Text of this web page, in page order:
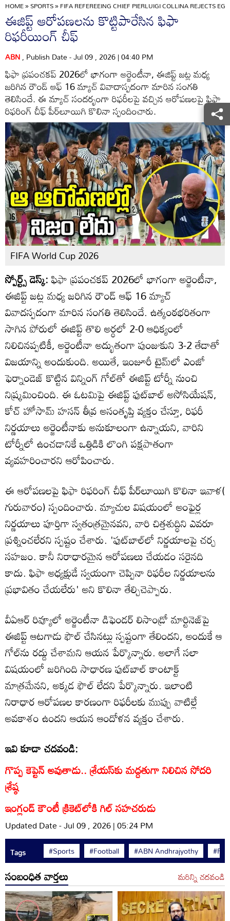
HOME»SPORTS»FIFA REFEREEING CHIEF PIERLUIGI COLLINA REJECTS
ఈజిప్ట్ ఆరోపణలను కొట్టిపారేసిన ఫిఫా
రిఫరీయింగ్ చీఫ్
ABN, Publish Date - Jul 09 , 2026 | 04:40 PM
ఫిఫా ప్రపంచకప్ 2026లో భాగంగా అర్జెంటీనా, ఈజిప్ట్ జట్ల మధ్య
జరిగిన రౌండ్ ఆఫ్ 16 మ్యాచ్ వివాదాస్పదంగా మారిన సంగతి
తెలిసిందే. ఈ మ్యాచ్ సందర్భంగా రిఫరీలపై వచ్చిన ఆరోపణలపై ఫిఫా
రిఫరింగ్ చీఫ్ పీర్‌లూయిగి కొలినా స్పందించారు.
FIFA World Cup 2026
స్పోర్ట్స్ డెస్క్:ఫిఫా ప్రపంచకప్ 2026లో భాగంగా అర్జెంటీనా,
ఈజిప్ట్ జట్ల మధ్య జరిగిన రౌండ్ ఆఫ్ 16 మ్యాచ్
వివాదస్పదంగా మారిన సంగతి తెలిసిందే. ఉత్కంఠభరితంగా
సాగిన పోరులో ఈజిప్ట్ తొలి అర్ధలో 2-0 ఆధిక్యంలో
నిలిచినప్పటికీ, అర్జెంటీనా అద్భుతంగా పుంజుకుని 3-2 తేడాతో
విజయాన్ని అందుకుంది. అయితే, ఇంజూరీ టైమ్‌లో ఎంజో
ఫెర్నాండెజ్ కొట్టిన విన్నింగ్ గోల్‌తో ఈజిప్ట్ టోర్నీ నుంచి
నిష్క్రమించింది. ఈ ఓటమిపై ఈజిప్ట్ ఫుట్‌బాల్ అసోసియేషన్,
కోచ్ హోసామ్ హసన్ తీవ్ర అసంతృప్తి వ్యక్తం చేస్తూ, రిఫరీ
నిర్ణయాలు అర్జెంటీనాకు అనుకూలంగా ఉన్నాయని, వారిని
టోర్నీలో ఉంచడానికే ఒత్తిడికి లొంగి పక్షపాతంగా
వ్యవహరించారని ఆరోపించారు.
ఈ ఆరోపణలపై ఫిఫా రిఫరింగ్ చీఫ్ పీర్‌లూయిగి కొలినా ఇవాళ(
గురువారం) స్పందించారు. మ్యాచుల విషయంలో అంఫైర్ల
నిర్ణయాలు పూర్తిగా స్వతంత్రమైనవని, వారి చిత్తశుద్ధిని ఎవరూ
ప్రశ్నించలేరని స్పష్టం చేశారు. 'ఫుట్‌బాల్‌లో నిర్ణయాలపై చర్చ
సహజం. కానీ నిరాధారమైన ఆరోపణలు చేయడం సరైనది
కాదు. ఫిఫా అధ్యక్షుడే స్వయంగా చెప్పినా రిఫరీల నిర్ణయాలను
ప్రభావితం చేయలేరు' అని కొలినా తేల్చిచెప్పారు.
వీఏఆర్ రివ్యూలో అర్జెంటీనా డిఫెండర్ లిసాండ్రో మార్టినెజ్‌పై
ఈజిప్ట్ ఆటగాడు ఫౌల్ చేసినట్లు స్పష్టంగా తేలిందని, అందుకే ఆ
గోల్‌ను రద్దు చేశామని ఆయన పేర్కొన్నారు. అలాగే సలా
విషయంలో జరిగింది సాధారణ ఫుట్‌బాల్ కాంటాక్ట్
మాత్రమేనని, అక్కడ ఫౌల్ లేదని పేర్కొన్నారు. ఇలాంటి
నిరాధార ఆరోపణల కారణంగా రిఫరీలకు ముప్పు వాటిల్లే
అవకాశం ఉందని ఆయన ఆందోళన వ్యక్తం చేశారు.
ఇవి కూడా చదవండి:
గొప్ప కెప్టెన్‌ అవుతాడు.. శ్రేయస్‌కు మద్దతుగా నిలిచిన సోదరి
శ్రేష్ఠ
ఇంగ్లండ్ కౌంటీ క్రికెట్‌లోకి గిల్ సహచరుడు
Updated Date - Jul 09 , 2026 | 05:24 PM
Tags #Sports #Football #ABN Andhrajyothy
సంబంధిత వార్తలు మరిన్ని చదవండి